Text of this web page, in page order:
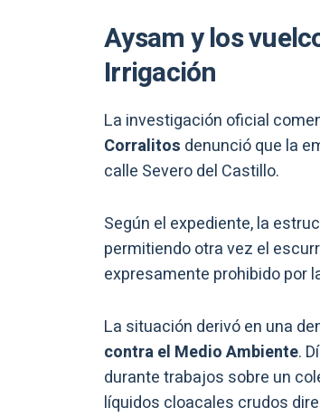
Aysam y los
Irrigación
La investigación oficial
Corralitos denunció que la
calle Severo del Castillo.
Según el expediente, la
permitiendo otra vez el
expresamente prohibido por
La situación derivó en una
contra el Medio Ambiente.
durante trabajos sobre un
líquidos cloacales crudos